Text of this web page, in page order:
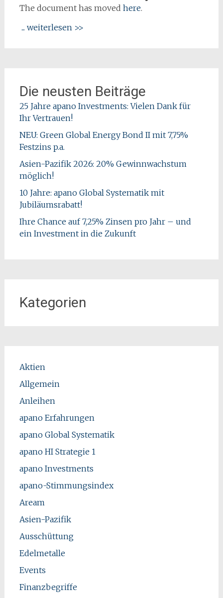
The document has moved here.
... weiterlesen >>
Die neusten Beiträge
25 Jahre apano Investments: Vielen Dank für
Ihr Vertrauen!
NEU: Green Global Energy Bond II mit 7,75%
Festzins p.a.
Asien-Pazifik 2026: 20% Gewinnwachstum
möglich!
10 Jahre: apano Global Systematik mit
Jubiläumsrabatt!
Ihre Chance auf 7,25% Zinsen pro Jahr – und
ein Investment in die Zukunft
Kategorien
Aktien
Allgemein
Anleihen
apano Erfahrungen
apano Global Systematik
apano HI Strategie 1
apano Investments
apano-Stimmungsindex
Aream
Asien-Pazifik
Ausschüttung
Edelmetalle
Events
Finanzbegriffe